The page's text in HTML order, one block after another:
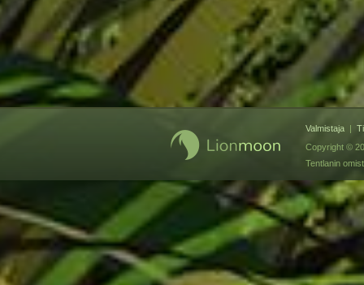
Valmistaja |
Copyright ©
Tentlanin